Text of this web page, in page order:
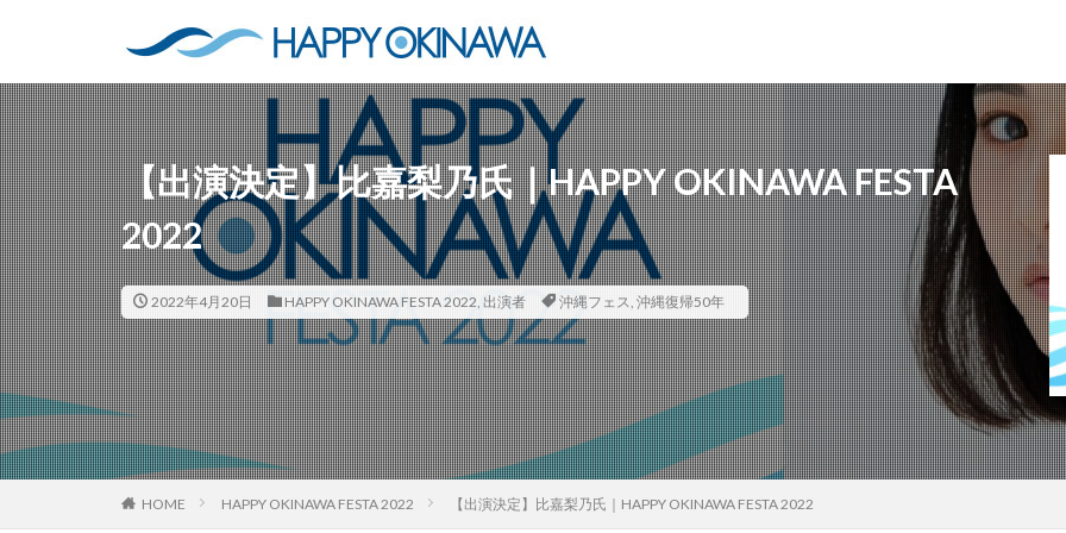
【出演決定】比嘉梨乃氏｜HAPPY OKINAWA FESTA
2022
2022年4月20日 HAPPY OKINAWA FESTA 2022, 出演者 沖縄フェス, 沖縄復帰50年
HOME HAPPY OKINAWA FESTA 2022 【出演決定】比嘉梨乃氏｜HAPPY OKINAWA FESTA 2022